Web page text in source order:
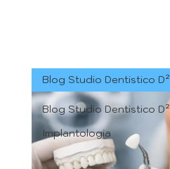
Blog Studio Dentistico D²
Implantologia
Blog Studio Dentistico D²